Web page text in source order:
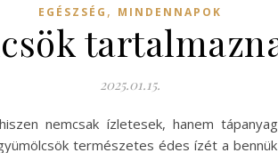
EGÉSZSÉG , MINDENNAPOK
2025.01.15.
nemcsak ízletesek, hanem
természetes édes ízét a